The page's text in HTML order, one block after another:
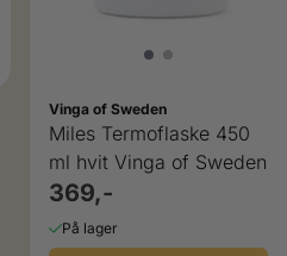
Vinga of Sweden
Miles Termoflaske 450
ml hvit Vinga of Sweden
369,-
På lager